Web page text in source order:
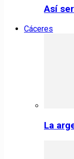
Así
Cáceres
La